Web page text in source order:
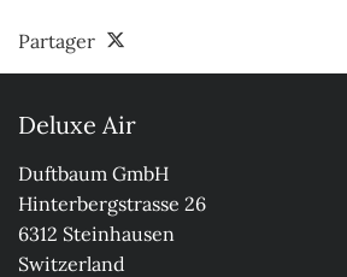
Partager
Deluxe Air
Duftbaum GmbH
Hinterbergstrasse 26
6312 Steinhausen
Switzerland